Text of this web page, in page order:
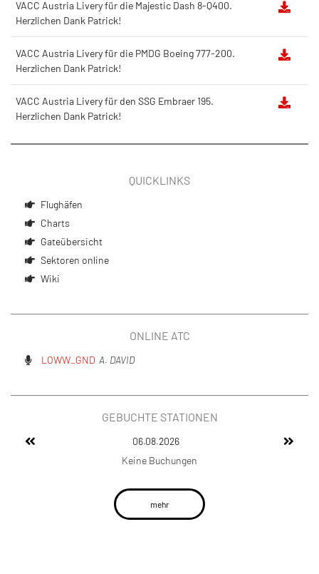
QUICKLINKS
Flughäfen
Charts
Gateübersicht
Sektoren online
Wiki
ONLINE ATC
LOWW_GND A. DAVID
GEBUCHTE STATIONEN
06.08.2026
Keine Buchungen
mehr
VACC Austria Livery für die Majestic Dash 8-Q400.
Herzlichen Dank Patrick!​
VACC Austria Livery für die PMDG Boeing 777-200.
Herzlichen Dank Patrick!​
VACC Austria Livery für den SSG Embraer 195.
Herzlichen Dank Patrick!​